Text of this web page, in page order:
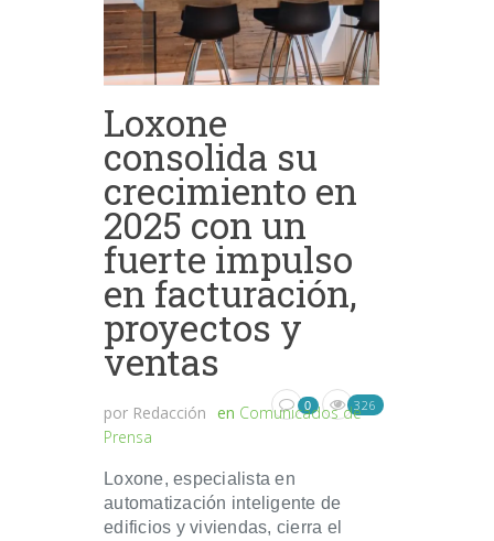
Loxone
consolida su
crecimiento en
2025 con un
fuerte impulso
en facturación,
proyectos y
ventas
por Redacción en Comunicados de
Prensa
0 326
Loxone, especialista en
automatización inteligente de
edificios y viviendas, cierra el